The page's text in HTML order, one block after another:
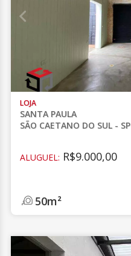
LOJA
SANTA PAULA
SÃO CAETANO DO SUL - SP
ALUGUEL: R$9.000,00
50m²